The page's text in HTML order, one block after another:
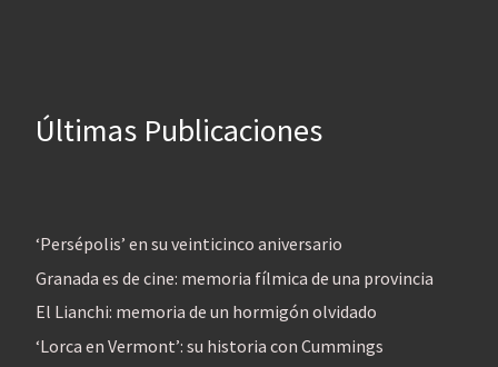
Últimas Publicaciones
‘Persépolis’ en su veinticinco aniversario
Granada es de cine: memoria fílmica de una provincia
El Lianchi: memoria de un hormigón olvidado
‘Lorca en Vermont’: su historia con Cummings